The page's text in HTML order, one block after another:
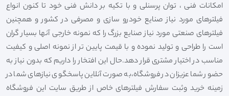
امکانات فنی ، توان پرسنلی و با تکیه بر دانش فنی خود تا کنون انواع
فیلترهای مورد نیاز صنایع خودرو سازی و مصرفی در کشور و همچنین
فیلترهای صنعتی مورد نیاز صنایع بزرگ را که نمونه خارجی آنها بسیار گران
است را طراحی و تولید نموده و با قیمت پایین تر از نمونه اصلی و کیفیت
مناسب در اختیار مشتری قرار دهد.حال این افتخار را داریم که بدون نیاز به
حضور شما عزیزان در فروشگاه،به صورت آنلاین پاسخگوی نیازهای شما در
زمینه خرید وثبت سفارش فیلترهای خاص از طریق سایت این فروشگاه